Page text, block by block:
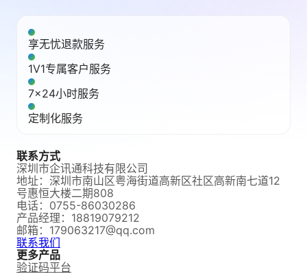
享无忧退款服务
1V1专属客户服务
7x24小时服务
定制化服务
联系方式
深圳市企讯通科技有限公司
地址： 深圳市南山区粤海街道高新区社区高新南七道12
号惠恒大楼二期808
电话： 0755-86030286
产品经理：18819079212
邮箱： 179063217@qq.com
联系我们
更多产品
验证码平台